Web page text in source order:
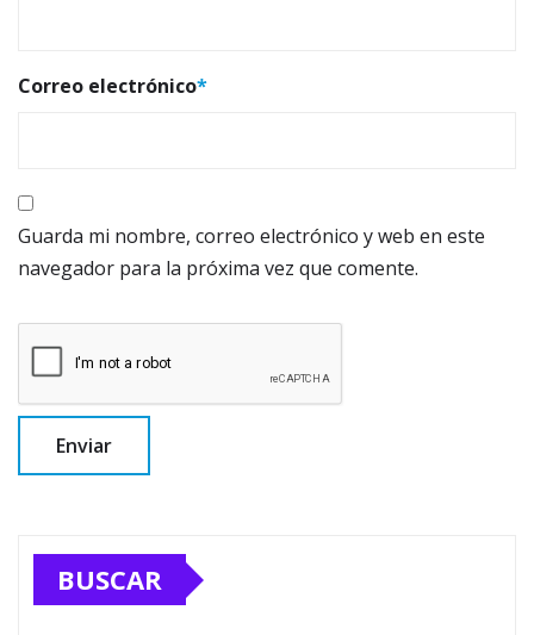
Correo electrónico*
Guarda mi nombre, correo electrónico y web en este
navegador para la próxima vez que comente.
BUSCAR